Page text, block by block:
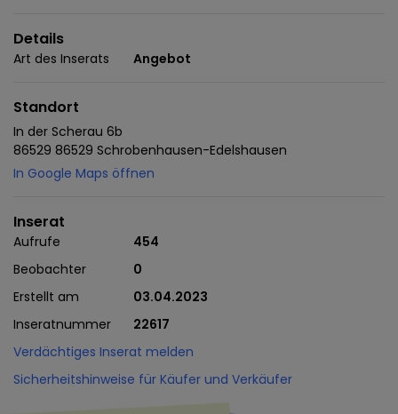
Details
Art des Inserats Angebot
Standort
In der Scherau 6b
86529 86529 Schrobenhausen-Edelshausen
In Google Maps öffnen
Inserat
Aufrufe
454
Beobachter
0
Erstellt am
03.04.2023
Inseratnummer
22617
Verdächtiges Inserat melden
Sicherheitshinweise für Käufer und Verkäufer